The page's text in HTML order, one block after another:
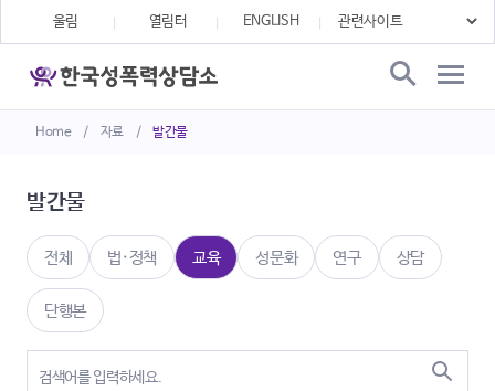
Home / 자료 / 발간물
울림 열림터 ENGLISH
발간물
전체 법·정책 교육 성문화 연구 상담
단행본